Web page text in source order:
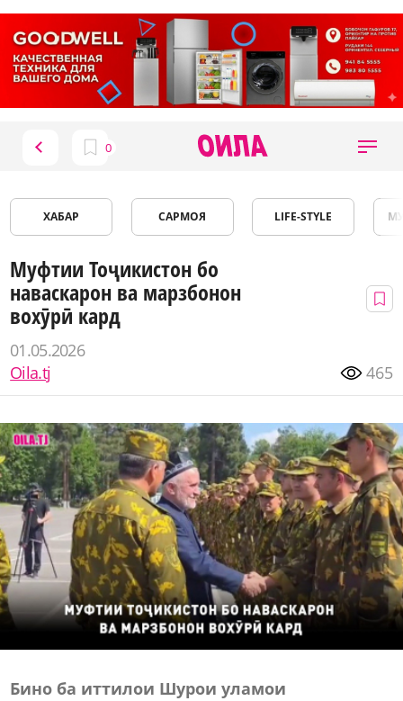
ХАБАР САРМОЯ LIFE-STYLE
Муфтии Тоҷикистон бо
наваскарон ва марзбонон
вохӯрӣ кард
01.05.2026
Oila.tj
465
Бино ба иттилои Шурои уламои